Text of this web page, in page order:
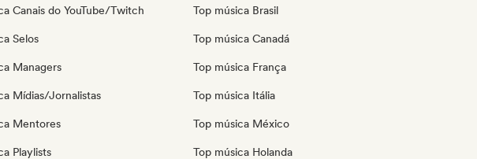
Canais do YouTube/Twitch
Selos
Managers
Mídias/Jornalistas
Mentores
Playlists
Top música Brasil
Top música Canadá
Top música França
Top música Itália
Top música México
Top música Holanda